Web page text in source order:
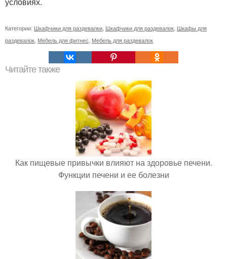
Категории: Шкафчики для раздевалки Шкафчики для раздевалок Шкафы для
раздевалок Мебель для фитнес Мебель для раздевалок
Читайте также
Как пищевые привычки влияют на здоровье печени.
Функции печени и ее болезни